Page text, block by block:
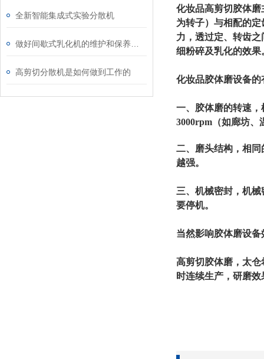
全新智能集成式实验分散机
高剪切分散机是如何做到工作的
化妆品高剪切胶体
为转子）与相配的
力，透过定、转齿
细粉碎及乳化的效果
化妆品胶体磨设备的
一、胶体磨的转速，
3000rpm（如廊坊、
二、磨头结构， 相同
越强。
三、机械密封， 机械
要停机。
当然影响胶体磨设
高剪切胶体磨，太
时连续生产，研磨